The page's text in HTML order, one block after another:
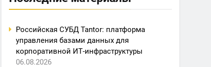
Российская СУБД Tantor: платформа
управления базами данных для
корпоративной ИТ-инфраструктуры
06.08.2026